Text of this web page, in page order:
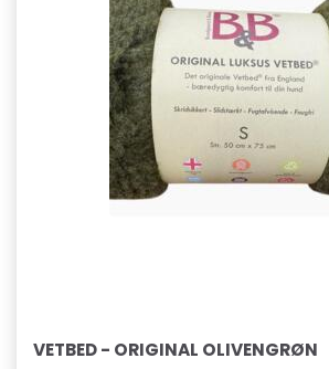
VETBED - ORIGINAL OLIVENGRØN